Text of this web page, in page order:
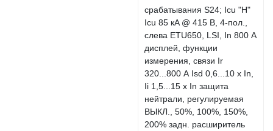
срабатывания S24; Icu "H"
Icu 85 кA @ 415 В, 4-пол.,
слева ETU650, LSI, In 800 А
дисплей, функции
измерения, связи Ir
320...800 А Isd 0,6...10 x In,
Ii 1,5...15 x In защита
нейтрали, регулируемая
ВЫКЛ., 50%, 100%, 150%,
200% задн. расширитель